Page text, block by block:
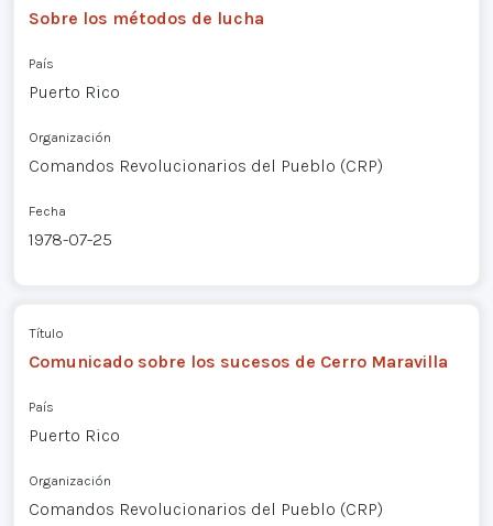
Sobre los métodos de lucha
País
Puerto Rico
Organización
Comandos Revolucionarios del Pueblo (CRP)
Fecha
1978-07-25
Título
Comunicado sobre los sucesos de Cerro Maravilla
País
Puerto Rico
Organización
Comandos Revolucionarios del Pueblo (CRP)